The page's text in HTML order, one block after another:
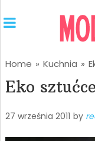
Home » Kuchnia »
Eko
27 września 2011 by